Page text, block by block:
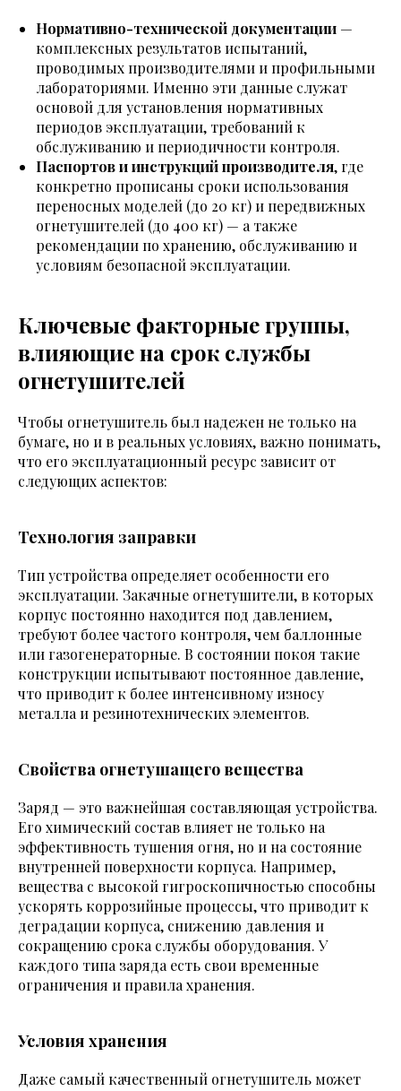
Нормативно-технической документации —
комплексных результатов испытаний,
проводимых производителями и профильными
лабораториями. Именно эти данные служат
основой для установления нормативных
периодов эксплуатации, требований к
обслуживанию и периодичности контроля.
Паспортов и инструкций производителя, где
конкретно прописаны сроки использования
переносных моделей (до 20 кг) и передвижных
огнетушителей (до 400 кг) — а также
рекомендации по хранению, обслуживанию и
условиям безопасной эксплуатации.
Ключевые факторные группы,
влияющие на срок службы
огнетушителей
Чтобы огнетушитель был надежен не только на
бумаге, но и в реальных условиях, важно понимать,
что его эксплуатационный ресурс зависит от
следующих аспектов:
Технология заправки
Тип устройства определяет особенности его
эксплуатации. Закачные огнетушители, в которых
корпус постоянно находится под давлением,
требуют более частого контроля, чем баллонные
или газогенераторные. В состоянии покоя такие
конструкции испытывают постоянное давление,
что приводит к более интенсивному износу
металла и резинотехнических элементов.
Свойства огнетушащего вещества
Заряд — это важнейшая составляющая устройства.
Его химический состав влияет не только на
эффективность тушения огня, но и на состояние
внутренней поверхности корпуса. Например,
вещества с высокой гигроскопичностью способны
ускорять коррозийные процессы, что приводит к
деградации корпуса, снижению давления и
сокращению срока службы оборудования. У
каждого типа заряда есть свои временные
ограничения и правила хранения.
Условия хранения
Даже самый качественный огнетушитель может